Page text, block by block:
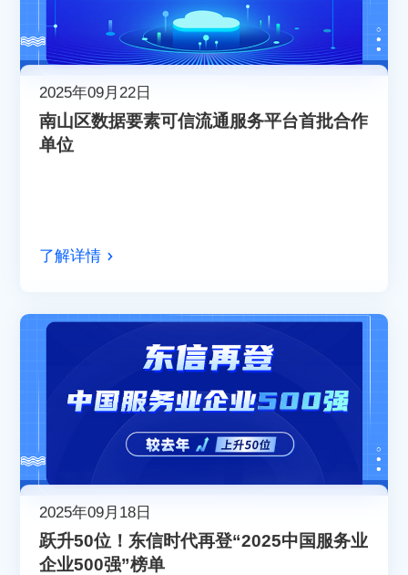
2025年09月22日
南山区数据要素可信流通服务平台首批合作
单位
了解详情
2025年09月18日
跃升50位！东信时代再登“2025中国服务业
企业500强”榜单